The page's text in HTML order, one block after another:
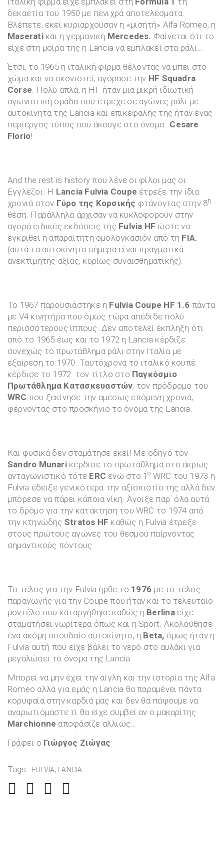
δεκαετία του 1950 με πενιχρά αποτελέσματα.
Βλέπετε, εκεί κυριαρχούσαν η «μισητή» Alfa Romeo, η
Maserati και η γερμανική Mercedes. Φαίνεται ότι το
είχε στη μοίρα της η Lancia να εμπλακεί στα ράλι…
Έτσι, το 1965 η ιταλική φίρμα θέλοντας να μπει στο
χώμα και να σκονιστεί, αγόρασε την HF Squadra
Corse . Πολύ απλά, η HF ήταν μια μικρή ιδιωτική
αγωνιστική ομάδα που έτρεχε σε αγώνες ράλι με
αυτοκίνητα της Lancia και επικεφαλής της ήταν ένας
περίεργος τύπος που άκουγε στο όνομα… Cesare
Florio!
And the rest is history που λένε οι φίλοι μας οι
Εγγλέζοι. Η Lancia Fulvia Coupe έτρεξε την ίδια
χρονιά στον Γύρο της Κορσικής φτάνοντας στην 8η
θέση. Παράλληλα άρχισαν να κυκλοφορούν στην
αγορά ειδικές εκδόσεις της Fulvia HF ώστε να
εγκριθεί η απαραίτητη ομολογκασιόν από τη FIA.
(αυτά τα αυτοκίνητα σήμερα είναι πραγματικά
ανεκτίμητης αξίας, κυρίως συναισθηματικής).
Το 1967 παρουσιάστηκε η Fulvia Coupe HF 1.6 πάντα
με V4 κινητήρα που όμως τώρα απέδιδε πολύ
περισσότερους ίππους. Δεν αποτελεί έκπληξη ότι
από το 1965 έως και το 1972 η Lancia κέρδιζε
συνεχώς το πρωτάθλημα ράλι στην Ιταλία με
εξαίρεση το 1970. Ταυτόχρονα το ιταλικό κουπέ
κέρδισε το 1972 τον τίτλο στο Παγκόσμιο
Πρωτάθλημα Κατασκευαστών, τον πρόδρομο του
WRC που ξεκίνησε την αμέσως επόμενη χρονιά,
φέρνοντας στο προσκήνιο το όνομα της Lancia.
Και φυσικά δεν σταμάτησε εκεί! Με οδηγό τον
Sandro Munari κέρδισε το πρωτάθλημα στο άκρως
ανταγωνιστικό τότε ERC ενώ στο 1ο WRC του 1973 η
Fulvia έδειξε γενικότερα την αξιοπιστία της αλλά δεν
μπόρεσε να πάρει κάποια νίκη. Άνοιξε παρ΄ όλα αυτά
το δρόμο για την κατάκτηση του WRC το 1974 από
την κτηνώδης Stratos HF καθώς η Fulvia έτρεξε
στους πρώτους αγώνες του θεσμού παίρνοντας
σημαντικούς πόντους.
Το τέλος για την Fulvia ήρθε το 1976 με το τέλος
παραγωγής για την Coupe που ήταν και το τελευταίο
μοντέλο που καταργήθηκε καθώς η Berlina είχε
σταματήσει νωρίτερα όπως και η Sport. Ακολούθησε
ένα ακόμη σπουδαίο αυτοκίνητο, η Beta, όμως ήταν η
Fulvia αυτή που είχε βάλει το νερό στο αυλάκι για
μεγαλώσει το όνομα της Lancia.
Μπορεί να μην έχει την αίγλη και την ιστορία της Alfa
Romeo αλλά για εμάς η Lancia θα παραμένει πάντα
κορυφαία στην καρδιά μας και δεν θα πάψουμε να
αναρωτιόμαστε τί θα είχε συμβεί αν ο μακαρίτης
Marchionne αποφάσιζε αλλιώς…
Γράφει ο Γιώργος Ζιώγας
Tags : FULVIA, LANCIA